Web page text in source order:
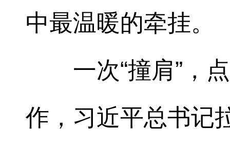
中最温暖的牵挂。
一次“撞肩”，
作，习近平总书记